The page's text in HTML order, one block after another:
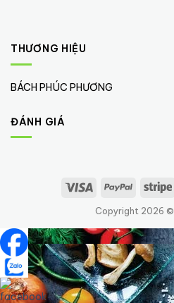
THƯƠNG HIỆU
BÁCH PHÚC PHƯƠNG
ĐÁNH GIÁ
Copyright 2026 ©